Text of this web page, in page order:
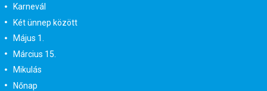
Karnevál
Két ünnep között
Május 1.
Március 15.
Mikulás
Nőnap